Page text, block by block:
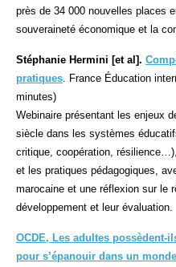
près de 34 000 nouvelles places
souveraineté économique et la
Stéphanie Hermini [et al].
pratiques . France Éducation
minutes)
Webinaire présentant les enjeux
siècle dans les systèmes
critique, coopération,
et les pratiques pédagogiques,
marocaine et une réflexion sur le
développement et leur évaluation.
OCDE, Les adultes possèdent-
pour s’épanouir dans un